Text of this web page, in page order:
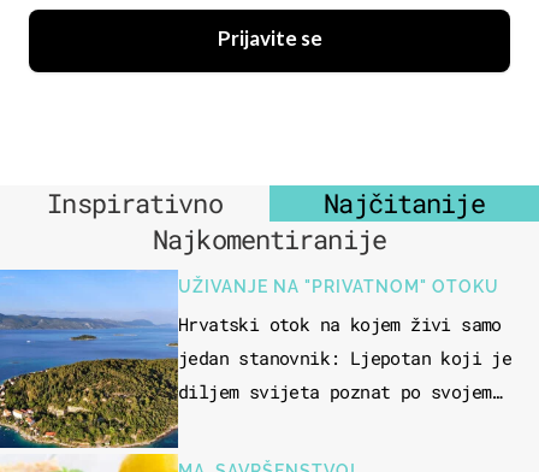
Prijavite se
Inspirativno
Najčitanije
Najkomentiranije
UŽIVANJE NA "PRIVATNOM" OTOKU
Hrvatski otok na kojem živi samo
jedan stanovnik: Ljepotan koji je
diljem svijeta poznat po svojem